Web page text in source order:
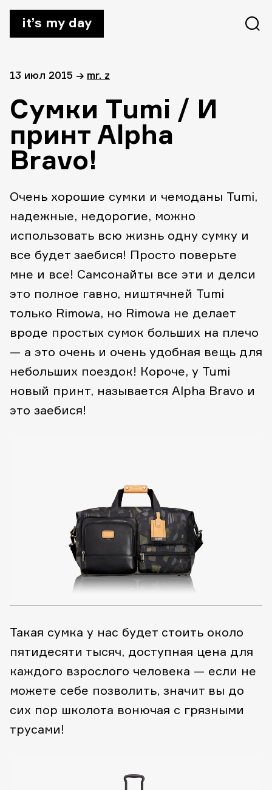
it’s my day
13 июл 2015 → mr. z
Сумки Tumi / И
принт Alpha
Bravo!
Очень хорошие сумки и чемоданы Tumi,
надежные, недорогие, можно
использовать всю жизнь одну сумку и
все будет заебися! Просто поверьте
мне и все! Самсонайты все эти и делси
это полное гавно, ништячней Tumi
только Rimowa, но Rimowa не делает
вроде простых сумок больших на плечо
— а это очень и очень удобная вещь для
небольших поездок! Короче, у Tumi
новый принт, называется Alpha Bravo и
это заебися!
Такая сумка у нас будет стоить около
пятидесяти тысяч, доступная цена для
каждого взрослого человека — если не
можете себе позволить, значит вы до
сих пор школота вонючая с грязными
трусами!